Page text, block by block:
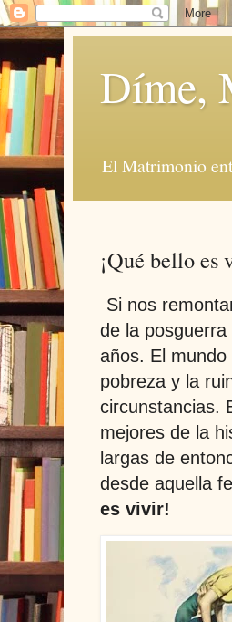
Díme,
El Matrimonio
¡Qué bello es
Si nos
de la
años. El
pobreza y la
circunstancias.
mejores de la
largas de
desde aquella
es vivir!